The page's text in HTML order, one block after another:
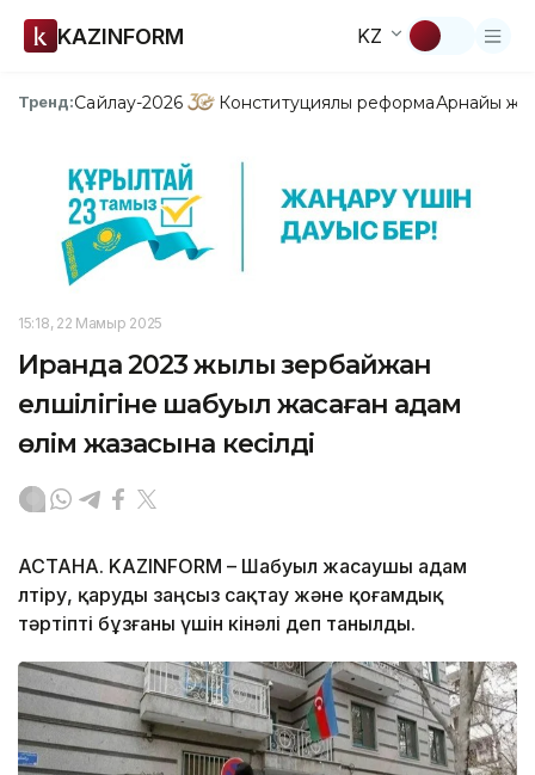
KAZINFORM KZ
Тренд:Сайлау-2026 Конституциялық реформаАрнайы
15:18, 22 Мамыр 2025
Иранда 2023 жылы Әзербайжан
елшілігіне шабуыл жасаған адам
өлім жазасына кесілді
АСТАНА. KAZINFORM – Шабуыл жасаушы адам
өлтіру, қаруды заңсыз сақтау және қоғамдық
тәртіпті бұзғаны үшін кінәлі деп танылды.